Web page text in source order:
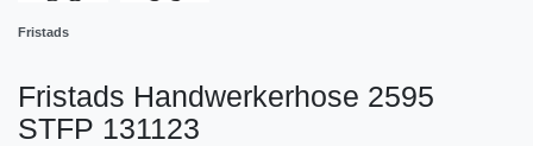
Fristads
Fristads Handwerkerhose 2595
STFP 131123